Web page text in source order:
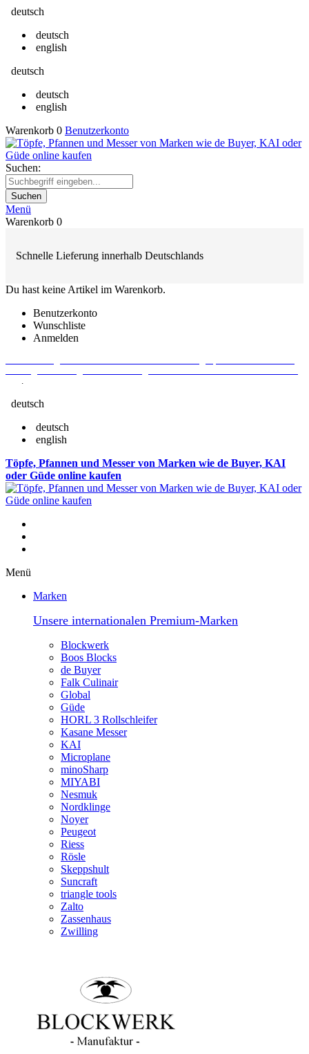
deutsch
deutsch
english
deutsch
deutsch
english
Warenkorb 0 Benutzerkonto
Suchen:
Suchen
Menü
Warenkorb 0
Schnelle Lieferung innerhalb Deutschlands
Du hast keine Artikel im Warenkorb.
Benutzerkonto
Wunschliste
Anmelden
.
deutsch
deutsch
english
Töpfe, Pfannen und Messer von Marken wie de Buyer, KAI
oder Güde online kaufen
Menü
Marken
Unsere internationalen Premium-Marken
Blockwerk
Boos Blocks
de Buyer
Falk Culinair
Global
Güde
HORL 3 Rollschleifer
Kasane Messer
KAI
Microplane
minoSharp
MIYABI
Nesmuk
Nordklinge
Noyer
Peugeot
Riess
Rösle
Skeppshult
Suncraft
triangle tools
Zalto
Zassenhaus
Zwilling